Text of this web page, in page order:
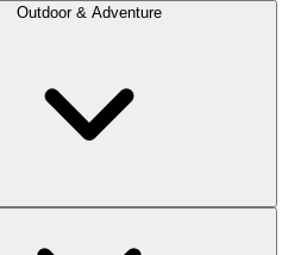
Outdoor & Adventure